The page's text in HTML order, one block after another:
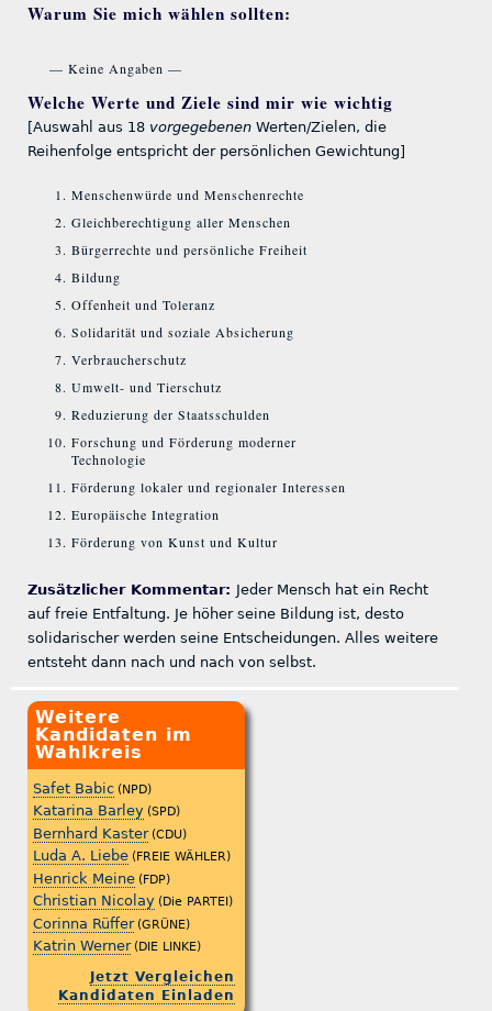
Warum Sie mich wählen sollten:
— Keine Angaben —
Welche Werte und Ziele sind mir wie wichtig
[Auswahl aus 18 vorgegebenen Werten/Zielen, die
Reihenfolge entspricht der persönlichen Gewichtung]
Menschenwürde und Menschenrechte
Gleichberechtigung aller Menschen
Bürgerrechte und persönliche Freiheit
Bildung
Offenheit und Toleranz
Solidarität und soziale Absicherung
Verbraucherschutz
Umwelt- und Tierschutz
Reduzierung der Staatsschulden
Forschung und Förderung moderner
Technologie
Förderung lokaler und regionaler Interessen
Europäische Integration
Förderung von Kunst und Kultur
Zusätzlicher Kommentar: Jeder Mensch hat ein Recht
auf freie Entfaltung. Je höher seine Bildung ist, desto
solidarischer werden seine Entscheidungen. Alles weitere
entsteht dann nach und nach von selbst.
Weitere
Kandidaten im
Wahlkreis
Safet Babic (NPD)
Katarina Barley (SPD)
Bernhard Kaster (CDU)
Luda A. Liebe (FREIE WÄHLER)
Henrick Meine (FDP)
Christian Nicolay (Die PARTEI)
Corinna Rüffer (GRÜNE)
Katrin Werner (DIE LINKE)
Jetzt Vergleichen
Kandidaten Einladen